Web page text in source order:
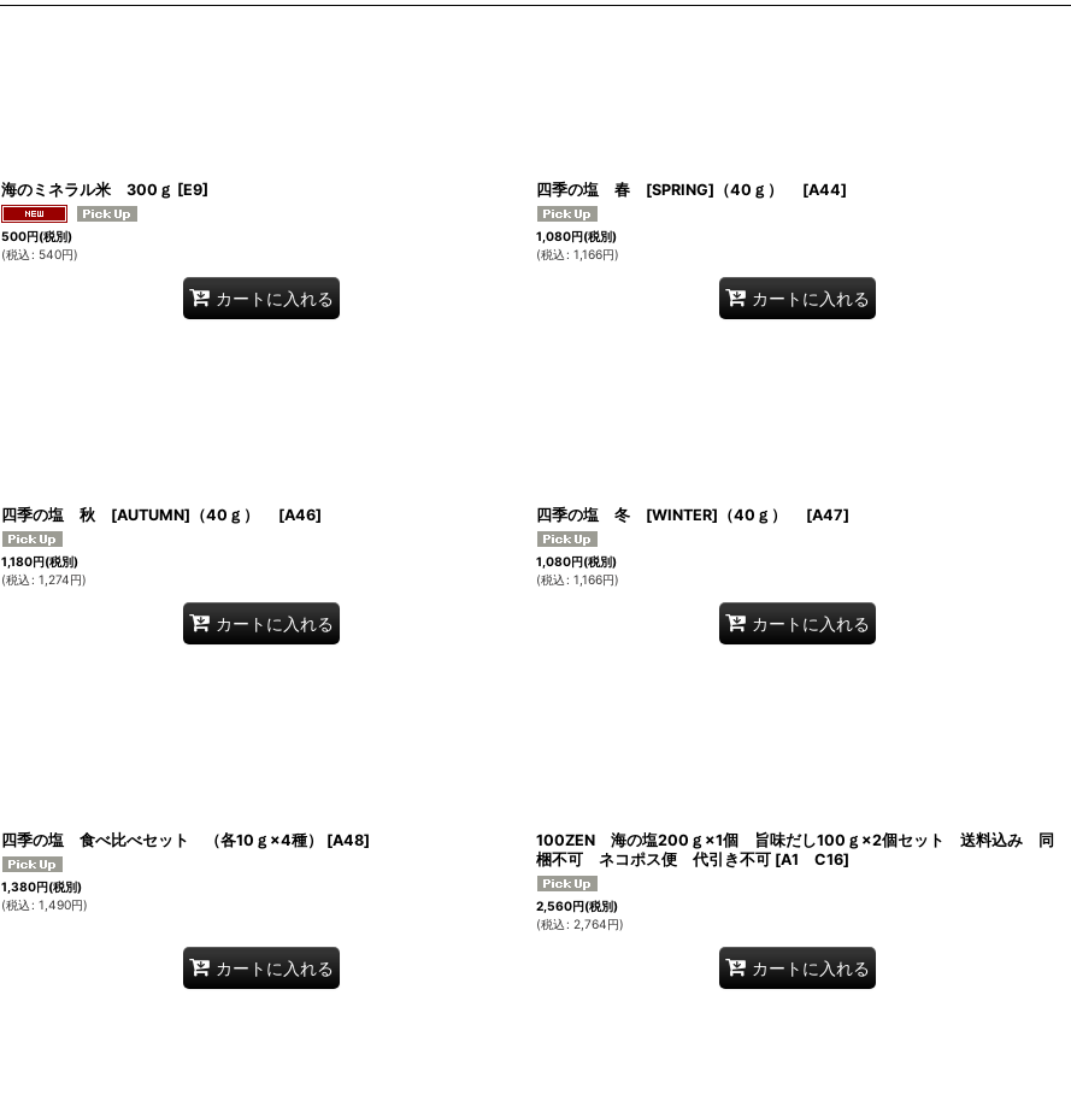
海のミネラル米 300ｇ [E9 ]
500円(税別)
(税込 : 540円
カートに入れる
四季の塩 春 [SPRING]（40ｇ） [ A44]
1,080円(税別)
(税込: 1,166円)
カートに入れる
四季の塩 秋 [AUTUMN]（40ｇ） [A46]
1,180円(税別)
(税込: 1,274円
カートに入れる
四季の塩 冬 [WINTER]（40ｇ） [ A47]
1,080円(税別)
(税込: 1,166円)
カートに入れる
四季の塩 食べ比べセット （各10ｇ×4種） [A48 ]
1,380円(税別)
(税込: 1,490円
カートに入れる
100ZEN 海の塩200ｇ×1個 旨味だし100ｇ×2個セット 送料込み 同
梱不可 ネコポス便 代引き不可 [A1 C16]
2,560円(税別)
(税込: 2,764円
カートに入れる